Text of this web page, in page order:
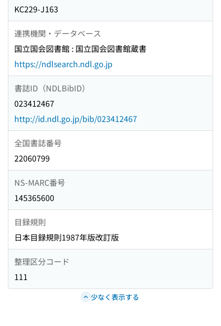
KC229-J163
連携機関・データベース
国立国会図書館 : 国立国会図書館蔵書
https://ndlsearch.ndl.go.jp
書誌ID（NDLBibID）
023412467
http://id.ndl.go.jp/bib/023412467
全国書誌番号
22060799
NS-MARC番号
145365600
目録規則
日本目録規則1987年版改訂版
整理区分コード
111
少なく表示する